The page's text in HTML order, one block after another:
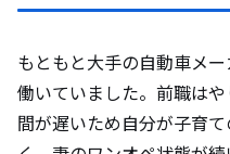
い。
舞鶴市の住民と触れ
もともと大手の自動車メ
働いていました。前職は
間が遅いため自分が子育